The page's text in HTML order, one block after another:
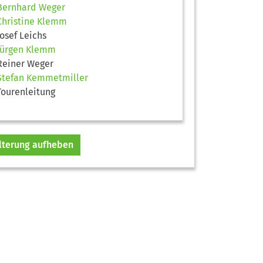
Weger
Klemm
Leichs
Klemm
Weger
Kemmetmiller
aufheben